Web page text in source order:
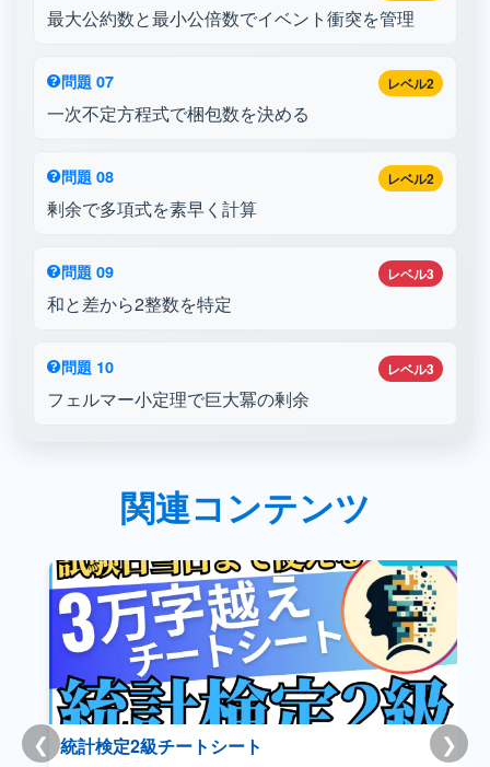
最大公約数と最小公倍数でイベント衝突を管理
レベル2
問題 07
一次不定方程式で梱包数を決める
レベル2
問題 08
剰余で多項式を素早く計算
レベル3
問題 09
和と差から2整数を特定
レベル3
問題 10
フェルマー小定理で巨大冪の剰余
関連コンテンツ
❮ ❯
統計検定2級チートシート